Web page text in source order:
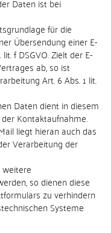
für die
Übersendung einer E-
f DSGVO. Zielt der E-
ab, so ist
Art. 6 Abs. 1 lit.
Daten dient in diesem
Kontaktaufnahme.
liegt hieran auch das
Verarbeitung der
so dienen diese
zu verhindern
Systeme